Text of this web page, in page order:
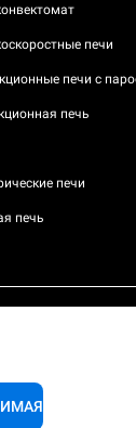
печи
печи с
печь
печи
печь
мойки
вручную